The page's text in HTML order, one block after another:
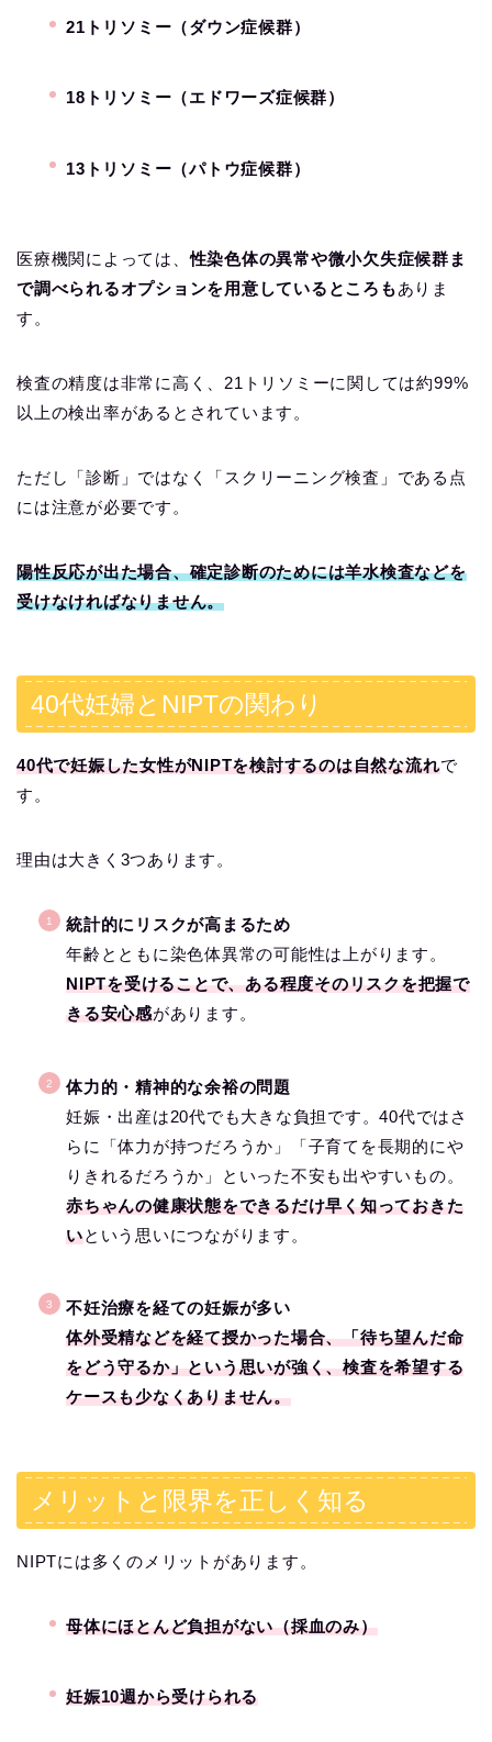
21トリソミー（ダウン症候群）
18トリソミー（エドワーズ症候群）
13トリソミー（パトウ症候群）
医療機関によっては、性染色体の異常や微小欠失症候群ま
で調べられるオプションを用意しているところもありま
す。
検査の精度は非常に高く、21トリソミーに関しては約99%
以上の検出率があるとされています。
ただし「診断」ではなく「スクリーニング検査」である点
には注意が必要です。
陽性反応が出た場合、確定診断のためには羊水検査などを
受けなければなりません。
40代妊婦とNIPTの関わり
40代で妊娠した女性がNIPTを検討するのは自然な流れで
す。
理由は大きく3つあります。
統計的にリスクが高まるため
年齢とともに染色体異常の可能性は上がります。
NIPTを受けることで、ある程度そのリスクを把握で
きる安心感があります。
体力的・精神的な余裕の問題
妊娠・出産は20代でも大きな負担です。40代ではさ
らに「体力が持つだろうか」「子育てを長期的にや
りきれるだろうか」といった不安も出やすいもの。
赤ちゃんの健康状態をできるだけ早く知っておきた
いという思いにつながります。
不妊治療を経ての妊娠が多い
体外受精などを経て授かった場合、「待ち望んだ命
をどう守るか」という思いが強く、検査を希望する
ケースも少なくありません。
メリットと限界を正しく知る
NIPTには多くのメリットがあります。
母体にほとんど負担がない（採血のみ）
妊娠10週から受けられる